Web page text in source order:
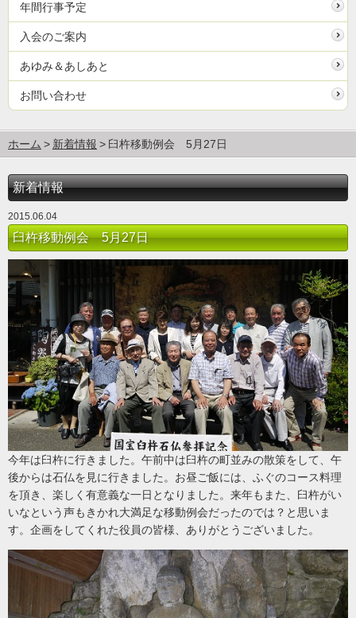
年間行事予定
入会のご案内
あゆみ＆あしあと
お問い合わせ
ホーム 新着情報 臼杵移動例会 5月27日
新着情報
2015.06.04
臼杵移動例会 5月27日
今年は臼杵に行きました。午前中は臼杵の町並みの散策をして、午
後からは石仏を見に行きました。お昼ご飯には、ふぐのコース料理
を頂き、楽しく有意義な一日となりました。来年もまた、臼杵がい
いなという声もきかれ大満足な移動例会だったのでは？と思いま
す。企画をしてくれた役員の皆様、ありがとうございました。